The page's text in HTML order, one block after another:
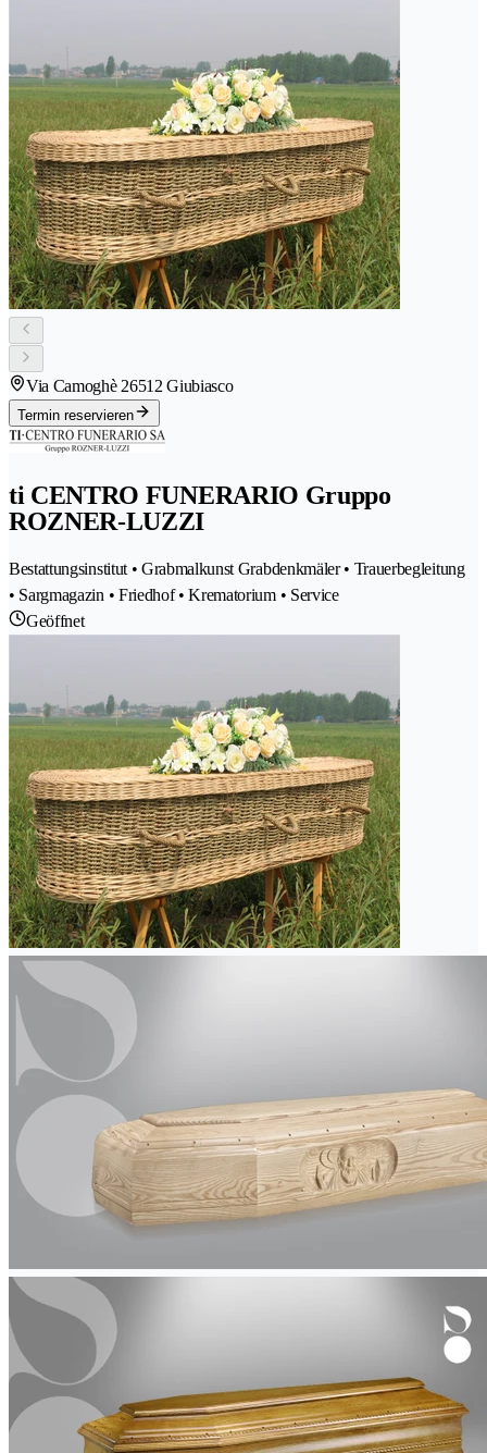
Via Camoghè 26512 Giubiasco
Termin reservieren
ti CENTRO FUNERARIO Gruppo
ROZNER-LUZZI
Bestattungsinstitut • Grabmalkunst Grabdenkmäler • Trauerbegleitung
• Sargmagazin • Friedhof • Krematorium • Service
Geöffnet